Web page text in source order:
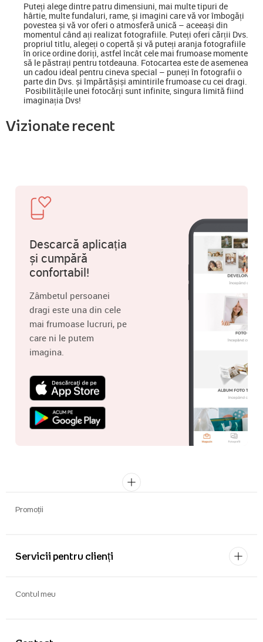
Puteți alege dintre patru dimensiuni, mai multe tipuri de
hârtie, multe fundaluri, rame, și imagini care vă vor îmbogăți
povestea și vă vor oferi o atmosferă unică – aceeași din
momentul când ați realizat fotografiile. Puteți oferi cărții Dvs.
propriul titlu, alegeți o copertă și vă puteți aranja fotografiile
în orice ordine doriți, astfel încât cele mai frumoase momente
să le păstrați pentru totdeauna. Fotocartea este de asemenea
un cadou ideal pentru cineva special – puneți în fotografii o
parte din Dvs. și împărtășiși amintirile frumoase cu cei dragi.
Posibilitățile unei fotocărți sunt infinite, singura limită fiind
imaginația Dvs!
Vizionate recent
Descarcă aplicația
și cumpără
confortabil!
Zâmbetul persoanei
dragi este una din cele
mai frumoase lucruri, pe
care ni le putem
imagina.
Promoții
Servicii pentru clienți
Contul meu